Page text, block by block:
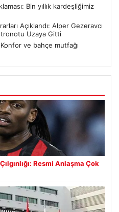
Bin yıllık kardeşliğimiz
Açıklandı: Alper Gezeravcı
Uzaya Gitti
Konfor ve bahçe mutfağı
Resmi Anlaşma Çok